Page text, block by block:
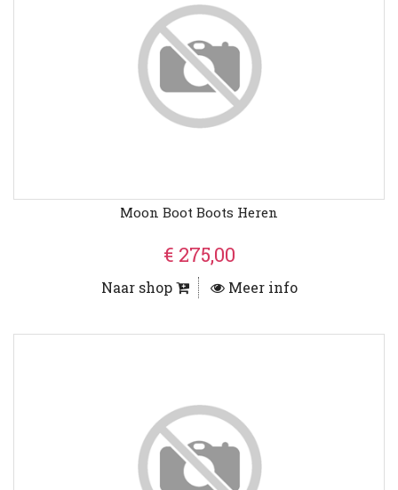
Moon Boot Boots Heren
€ 275,00
Naar shop Meer info